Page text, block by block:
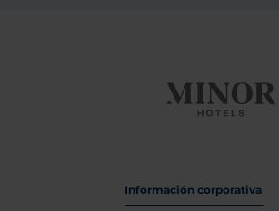
Información corporativa